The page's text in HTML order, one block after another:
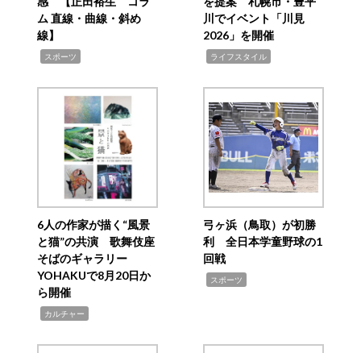
ム 直線・曲線・斜め
線】
スポーツ
川でイベント「川見
2026」を開催
ライフスタイル
6人の作家が描く“風景
と猫”の共演 歌舞伎座
そばのギャラリー
YOHAKUで8月20日か
ら開催
カルチャー
弓ヶ浜（鳥取）が初勝
利 全日本学童野球の1
回戦
スポーツ